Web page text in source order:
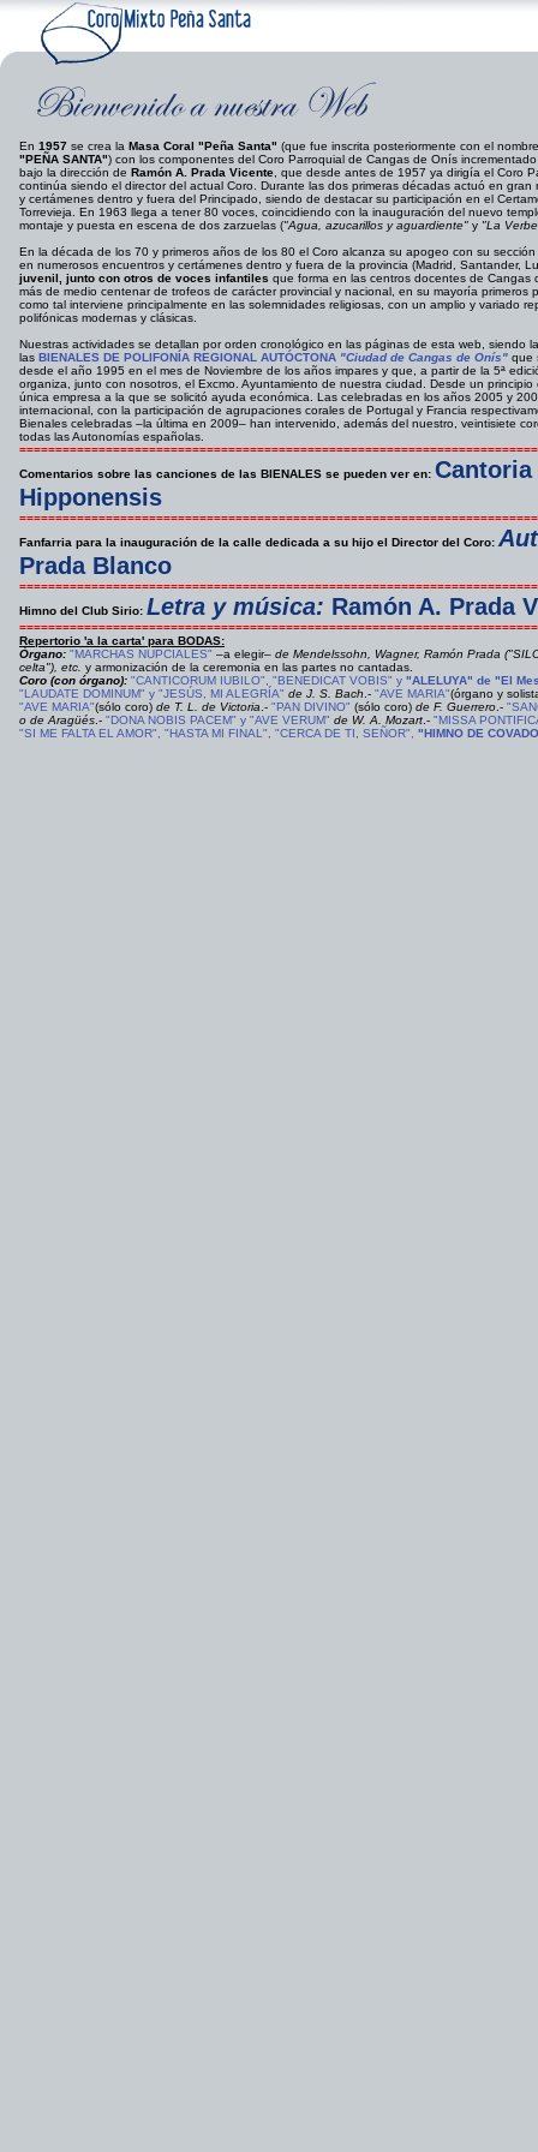
En 1957 se crea la Masa Coral "Peña Santa" (que fue inscrita posteriormente con el
"PEÑA SANTA") con los componentes del Coro Parroquial de Cangas de Onís
bajo la dirección de Ramón A. Prada Vicente , que desde antes de 1957 ya dirigía el Coro
continúa siendo el director del actual Coro. Durante las dos primeras décadas actuó en gran
y certámenes dentro y fuera del Principado, siendo de destacar su participación en el
Torrevieja. En 1963 llega a tener 80 voces, coincidiendo con la inauguración del nuevo
montaje y puesta en escena de dos zarzuelas ("Agua, azucarillos y aguardiente" y "La
En la década de los 70 y primeros años de los 80 el Coro alcanza su apogeo con su
en numerosos encuentros y certámenes dentro y fuera de la provincia (Madrid, Santander,
juvenil, junto con otros de voces infantiles que forma en las centros docentes de Cangas
más de medio centenar de trofeos de carácter provincial y nacional, en su mayoría primeros
como tal interviene principalmente en las solemnidades religiosas, con un amplio y variado
polifónicas modernas y clásicas.
Nuestras actividades se detallan por orden cronológico en las páginas de esta web, siendo
las BIENALES DE POLIFONÍA REGIONAL AUTÓCTONA "Ciudad de Cangas de Onís" que
desde el año 1995 en el mes de Noviembre de los años impares y que, a partir de la 5ª
organiza, junto con nosotros, el Excmo. Ayuntamiento de nuestra ciudad. Desde un
única empresa a la que se solicitó ayuda económica. Las celebradas en los años 2005 y
internacional, con la participación de agrupaciones corales de Portugal y Francia
Bienales celebradas –la última en 2009– han intervenido, además del nuestro, veintisiete
todas las Autonomías españolas.
Comentarios sobre las canciones de las BIENALES se pueden ver en: Cantoria
Hipponensis
Fanfarria para la inauguración de la calle dedicada a su hijo el Director del Coro:
Prada Blanco
Himno del Club Sirio: Letra y música: Ramón A. Prada
Repertorio 'a la carta' para BODAS:
Órgano: "MARCHAS NUPCIALES" –a elegir– de Mendelssohn, Wagner, Ramón Prada
celta"), etc. y armonización de la ceremonia en las partes no cantadas.
Coro (con órgano): "CANTICORUM IUBILO", "BENEDICAT VOBIS" y "ALELUYA" de "El
"LAUDATE DOMINUM" y "JESÚS, MI ALEGRÍA" de J. S. Bach .- "AVE MARIA"(órgano y
"AVE MARIA"(sólo coro) de T. L. de Victoria .- "PAN DIVINO" (sólo coro) de F. Guerrero .-
o de Aragüés .- "DONA NOBIS PACEM" y "AVE VERUM" de W. A. Mozart .- "MISSA
"SI ME FALTA EL AMOR", "HASTA MI FINAL", "CERCA DE TI, SEÑOR", "HIMNO DE